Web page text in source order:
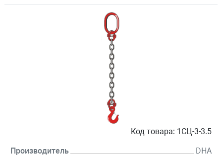
Код товара: 1СЦ-3-3.5
Производитель DHA